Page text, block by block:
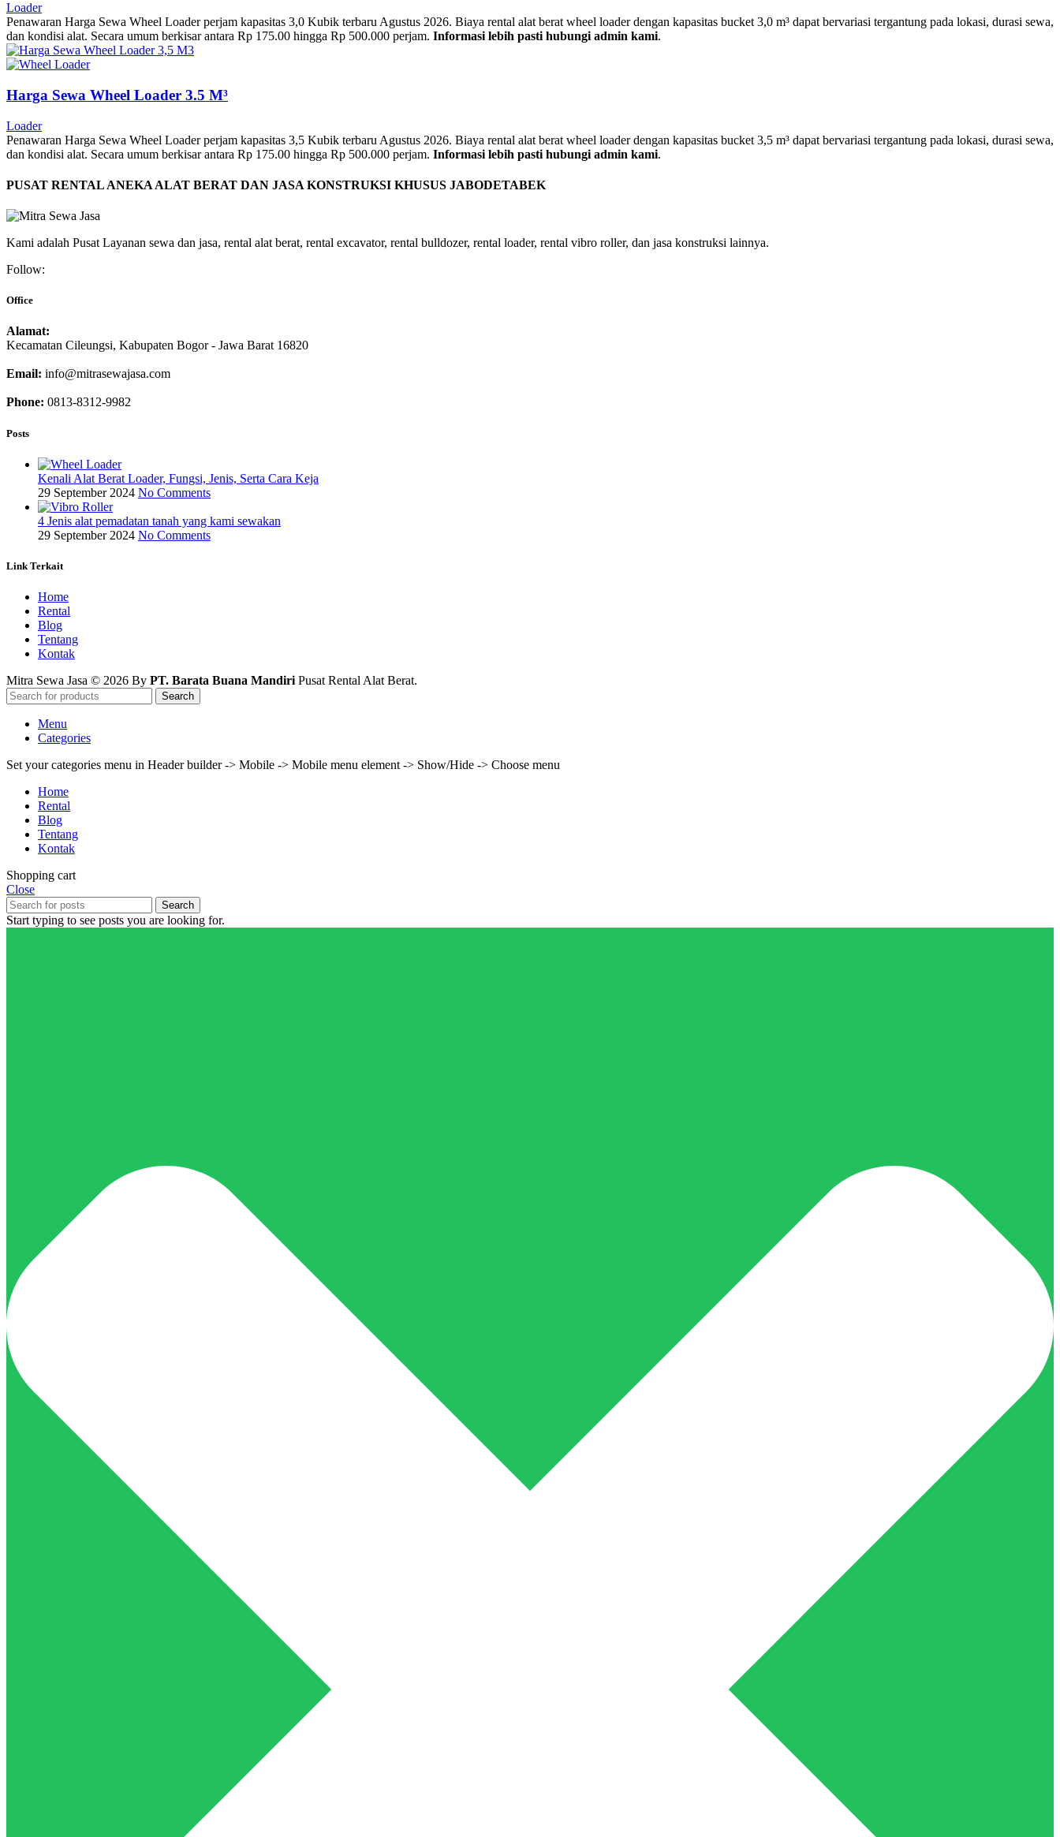
Loader
Penawaran Harga Sewa Wheel Loader perjam kapasitas 3,0 Kubik terbaru Agustus 2026. Biaya rental alat berat wheel loader dengan kapasitas bucket 3,0 m³ dapat bervariasi tergantung pada lokasi, durasi sewa,
dan kondisi alat. Secara umum berkisar antara Rp 175.00 hingga Rp 500.000 perjam. Informasi lebih pasti hubungi admin kami.
Harga Sewa Wheel Loader 3.5 M³
Loader
Penawaran Harga Sewa Wheel Loader perjam kapasitas 3,5 Kubik terbaru Agustus 2026. Biaya rental alat berat wheel loader dengan kapasitas bucket 3,5 m³ dapat bervariasi tergantung pada lokasi, durasi sewa,
dan kondisi alat. Secara umum berkisar antara Rp 175.00 hingga Rp 500.000 perjam. Informasi lebih pasti hubungi admin kami.
PUSAT RENTAL ANEKA ALAT BERAT DAN JASA KONSTRUKSI KHUSUS JABODETABEK
Kami adalah Pusat Layanan sewa dan jasa, rental alat berat, rental excavator, rental bulldozer, rental loader, rental vibro roller, dan jasa konstruksi lainnya.
Follow:
Office
Alamat:
Kecamatan Cileungsi, Kabupaten Bogor - Jawa Barat 16820
Email: info@mitrasewajasa.com
Phone: 0813-8312-9982
Posts
Kenali Alat Berat Loader, Fungsi, Jenis, Serta Cara Keja
29 September 2024 No Comments
4 Jenis alat pemadatan tanah yang kami sewakan
29 September 2024 No Comments
Link Terkait
Home
Rental
Blog
Tentang
Kontak
Mitra Sewa Jasa © 2026 By PT. Barata Buana Mandiri Pusat Rental Alat Berat.
Search
Menu
Categories
Set your categories menu in Header builder -> Mobile -> Mobile menu element -> Show/Hide -> Choose menu
Home
Rental
Blog
Tentang
Kontak
Shopping cart
Close
Search
Start typing to see posts you are looking for.